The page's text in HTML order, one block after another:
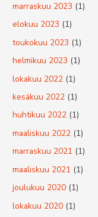
marraskuu 2023 (1)
elokuu 2023 (1)
toukokuu 2023 (1)
helmikuu 2023 (1)
lokakuu 2022 (1)
kesäkuu 2022 (1)
huhtikuu 2022 (1)
maaliskuu 2022 (1)
marraskuu 2021 (1)
maaliskuu 2021 (1)
joulukuu 2020 (1)
lokakuu 2020 (1)